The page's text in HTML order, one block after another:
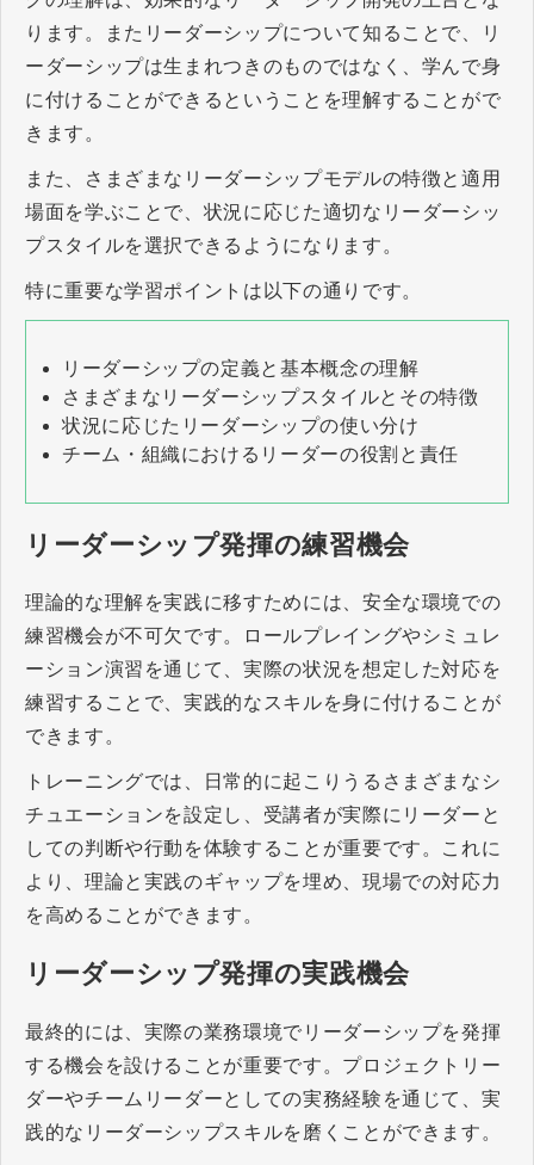
ります。またリーダーシップについて知ることで、リ
ーダーシップは生まれつきのものではなく、学んで身
に付けることができるということを理解することがで
きます。
また、さまざまなリーダーシップモデルの特徴と適用
場面を学ぶことで、状況に応じた適切なリーダーシッ
プスタイルを選択できるようになります。
特に重要な学習ポイントは以下の通りです。
リーダーシップの定義と基本概念の理解
さまざまなリーダーシップスタイルとその特徴
状況に応じたリーダーシップの使い分け
チーム・組織におけるリーダーの役割と責任
リーダーシップ発揮の練習機会
理論的な理解を実践に移すためには、安全な環境での
練習機会が不可欠です。ロールプレイングやシミュレ
ーション演習を通じて、実際の状況を想定した対応を
練習することで、実践的なスキルを身に付けることが
できます。
トレーニングでは、日常的に起こりうるさまざまなシ
チュエーションを設定し、受講者が実際にリーダーと
しての判断や行動を体験することが重要です。これに
より、理論と実践のギャップを埋め、現場での対応力
を高めることができます。
リーダーシップ発揮の実践機会
最終的には、実際の業務環境でリーダーシップを発揮
する機会を設けることが重要です。プロジェクトリー
ダーやチームリーダーとしての実務経験を通じて、実
践的なリーダーシップスキルを磨くことができます。